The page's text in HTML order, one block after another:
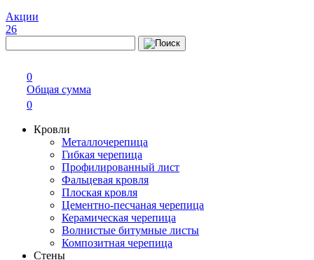
Акции
26
0
Общая сумма
0
Кровли
Металлочерепица
Гибкая черепица
Профилированный лист
Фальцевая кровля
Плоская кровля
Цементно-песчаная черепица
Керамическая черепица
Волнистые битумные листы
Композитная черепица
Стены